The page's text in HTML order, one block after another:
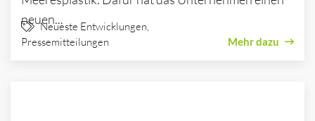
neuen...
Neueste Entwicklungen,
Pressemitteilungen
Mehr dazu